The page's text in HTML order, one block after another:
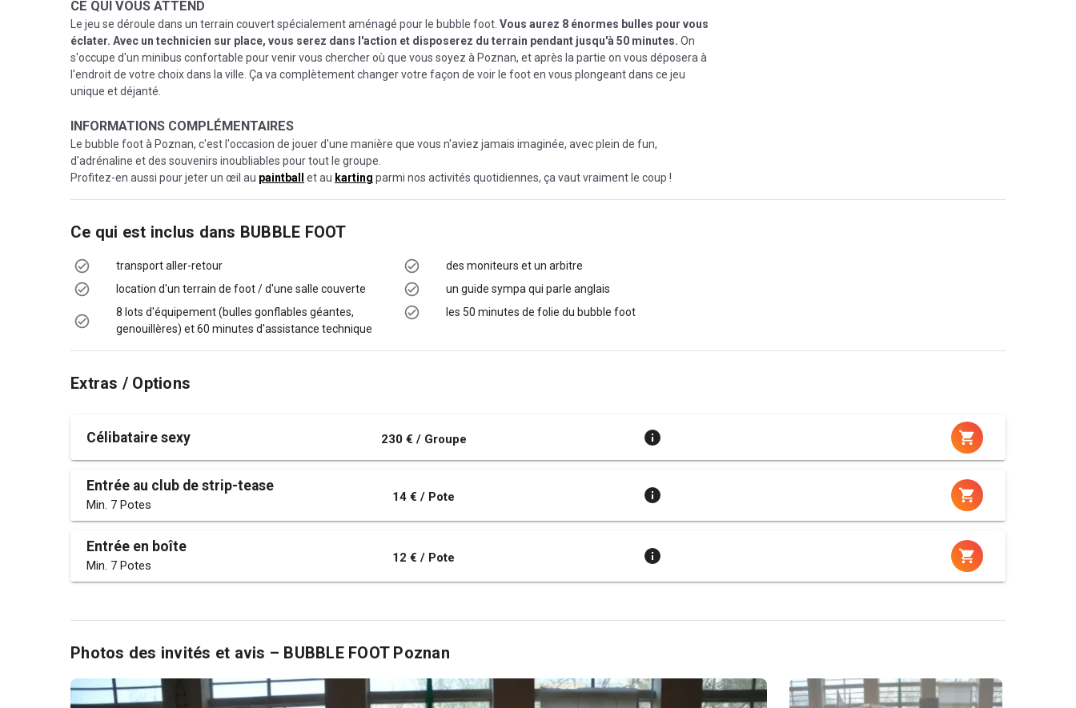
CE QUI VOUS ATTEND
Le jeu se déroule dans un terrain couvert spécialement aménagé pour le bubble foot. Vous aurez 8 énormes bulles pour vous
éclater. Avec un technicien sur place, vous serez dans l'action et disposerez du terrain pendant jusqu'à 50 minutes. On
s'occupe d'un minibus confortable pour venir vous chercher où que vous soyez à Poznan, et après la partie on vous déposera à
l'endroit de votre choix dans la ville. Ça va complètement changer votre façon de voir le foot en vous plongeant dans ce jeu
unique et déjanté.
INFORMATIONS COMPLÉMENTAIRES
Le bubble foot à Poznan, c'est l'occasion de jouer d'une manière que vous n'aviez jamais imaginée, avec plein de fun,
d'adrénaline et des souvenirs inoubliables pour tout le groupe.
Profitez-en aussi pour jeter un œil au paintball et au karting parmi nos activités quotidiennes, ça vaut vraiment le coup !
Ce qui est inclus dans BUBBLE FOOT
transport aller-retour
location d'un terrain de foot / d'une salle couverte
8 lots d'équipement (bulles gonflables géantes,
genouillères) et 60 minutes d'assistance technique
des moniteurs et un arbitre
un guide sympa qui parle anglais
les 50 minutes de folie du bubble foot
Extras / Options
Célibataire sexy 230 € / Groupe
Entrée au club de strip-tease
Min. 7 Potes
14 € / Pote
Entrée en boîte
Min. 7 Potes
12 € / Pote
Photos des invités et avis – BUBBLE FOOT Poznan